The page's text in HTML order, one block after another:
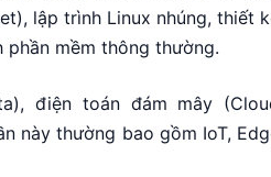
lập trình Linux nhúng, thiết
mềm thông thường.
điện toán đám mây
này thường bao gồm IoT,